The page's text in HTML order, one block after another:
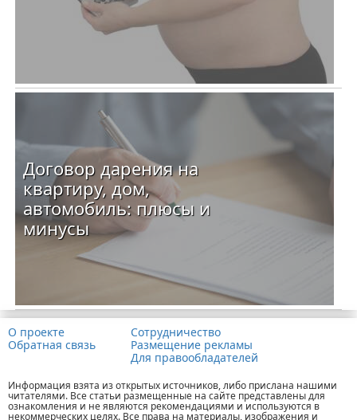
Договор дарения на
квартиру, дом,
автомобиль: плюсы и
минусы
О проекте
Обратная связь
Сотрудничество
Размещение рекламы
Для правообладателей
Информация взята из открытых источников, либо прислана нашими
читателями. Все статьи размещенные на сайте представлены для
ознакомления и не являются рекомендациями и используются в
некоммерческих целях. Все права на материалы, изображения и